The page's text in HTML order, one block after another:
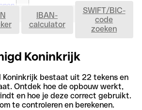
IBANIBAN-
calculator
SWIFT/BIC-
code
zoeken
Koninkrijk
Koninkrijk bestaat uit 22 tekens en
Ontdek hoe de opbouw werkt,
en hoe je deze correct gebruikt.
te controleren en berekenen.